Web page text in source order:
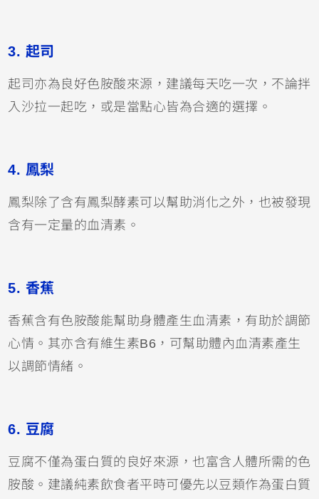
3. 起司
起司亦為良好色胺酸來源，建議每天吃一次，不論拌
入沙拉一起吃，或是當點心皆為合適的選擇。
4. 鳳梨
鳳梨除了含有鳳梨酵素可以幫助消化之外，也被發現
含有一定量的血清素。
5. 香蕉
香蕉含有色胺酸能幫助身體產生血清素，有助於調節
心情。其亦含有維生素B6，可幫助體內血清素產生
以調節情緒。
6. 豆腐
豆腐不僅為蛋白質的良好來源，也富含人體所需的色
胺酸。建議純素飲食者平時可優先以豆類作為蛋白質